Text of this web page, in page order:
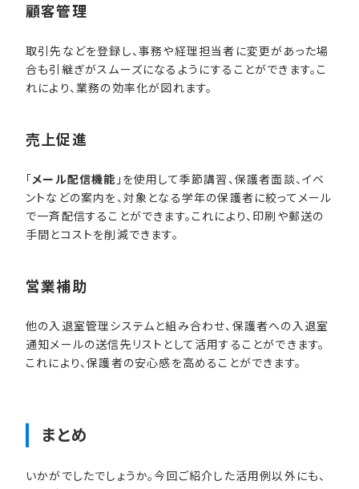
顧客管理
取引先などを登録し、事務や経理担当者に変更があった場
合も引継ぎがスムーズになるようにすることができます。こ
れにより、業務の効率化が図れます。
売上促進
「メール配信機能 」を使用して季節講習、保護者面談、イベ
ントなどの案内を、対象となる学年の保護者に絞ってメール
で一斉配信することができます。これにより、印刷や郵送の
手間とコストを削減できます。
営業補助
他の入退室管理システムと組み合わせ、保護者への入退室
通知メールの送信先リストとして活用することができます。
これにより、保護者の安心感を高めることができます。
まとめ
いかがでしたでしょうか。今回ご紹介した活用例以外にも、